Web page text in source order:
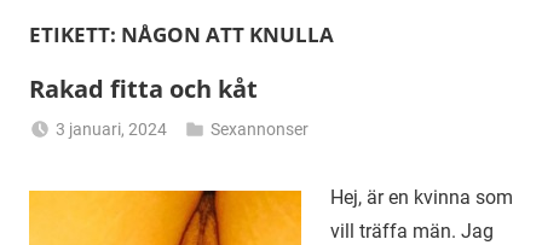
ETIKETT: NÅGON ATT KNULLA
Rakad fitta och kåt
3 januari, 2024
Sexannonser
Hej, är en kvinna som
vill träffa män. Jag